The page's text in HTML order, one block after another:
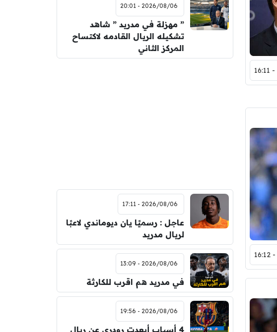
2026/08/06 - 20:01
” مهزلة في مدريد ” شاهد
تشكيله الريال القادمه لاكتساح
المركز الثاني
2026/08/06 - 17:11
عاجل : رسميًا يان ديوماندي لاعبًا
لريال مدريد
2026/08/06 - 13:09
في مدريد هم اقرب للكارثة
2026/08/06 - 19:56
4 أسباب أبعدت رودري عن ريال